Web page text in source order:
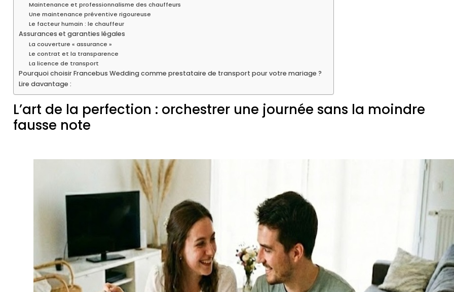
Maintenance et professionnalisme des chauffeurs
Une maintenance préventive rigoureuse
Le facteur humain : le chauffeur
Assurances et garanties légales
La couverture « assurance »
Le contrat et la transparence
La licence de transport
Pourquoi choisir Francebus Wedding comme prestataire de transport pour votre mariage ?
Lire davantage :
L’art de la perfection : orchestrer une journée sans la moindre
fausse note